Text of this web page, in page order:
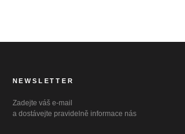
NEWSLETTER
Zadejte váš e-mail
a dostávejte pravidelně informace nás